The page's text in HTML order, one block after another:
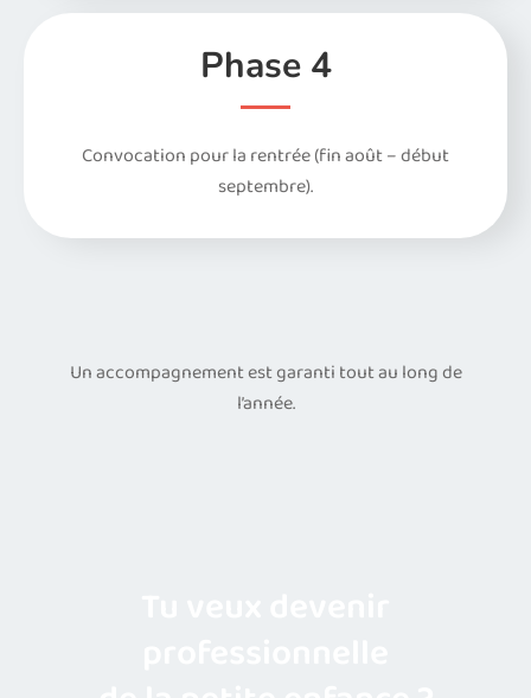
Phase 4
Convocation pour la rentrée (fin août – début
septembre).
Un accompagnement est garanti tout au long de
l’année.